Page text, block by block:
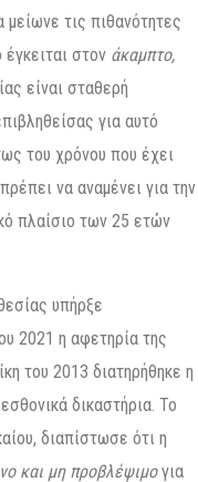
τις πιθανότητες
στον άκαμπτο,
είναι σταθερή
για αυτό
του χρόνου που έχει
να αναμένει για την
πλαίσιο των 25 ετών
υπήρξε
2021 η αφετηρία της
του 2013 διατηρήθηκε η
δικαστήρια. Το
διαπίστωσε ότι η
και μη προβλέψιμογια